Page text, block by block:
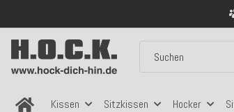
Kissen Sitzkissen Hocker